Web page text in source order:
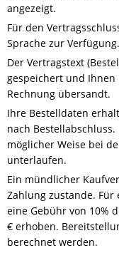
angezeigt.
Für den
Sprache zur Verfügung.
Der Vertragstext
gespeichert und
Rechnung übersandt.
Ihre Bestelldaten
nach
möglicher Weise bei
unterlaufen.
Ein mündlicher
Zahlung zustande.
eine Gebühr von 10%
€ erhoben.
berechnet werden.